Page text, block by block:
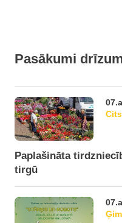
Pasākumi
Cits
Paplašināta
tirgū